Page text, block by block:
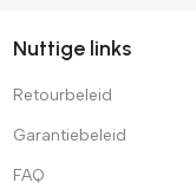
Nuttige links
Retourbeleid
Garantiebeleid
FAQ